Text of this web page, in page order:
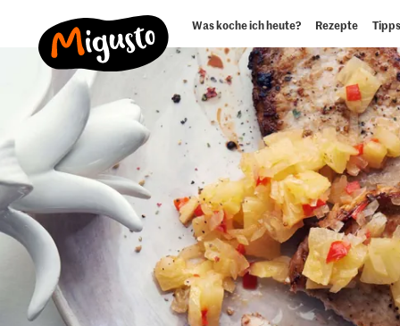
Was koche ich heute? Rezepte